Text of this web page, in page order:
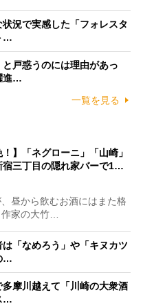
況で実感した「フォレスタ
…
戸惑うのには理由があっ
進…
一覧を見る
！】「ネグローニ」「山崎」
宿三丁目の隠れ家バーで1…
昼から飲むお酒にはまた格
家の大竹…
は「なめろう」や「キヌカツ
…
多摩川越えて「川崎の大衆酒
…